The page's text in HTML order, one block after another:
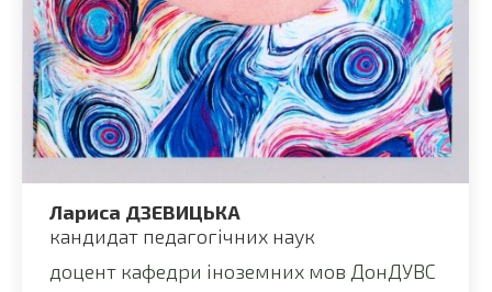
Лариса ДЗЕВИЦЬКА
кандидат педагогічних наук
доцент кафедри іноземних мов ДонДУВС